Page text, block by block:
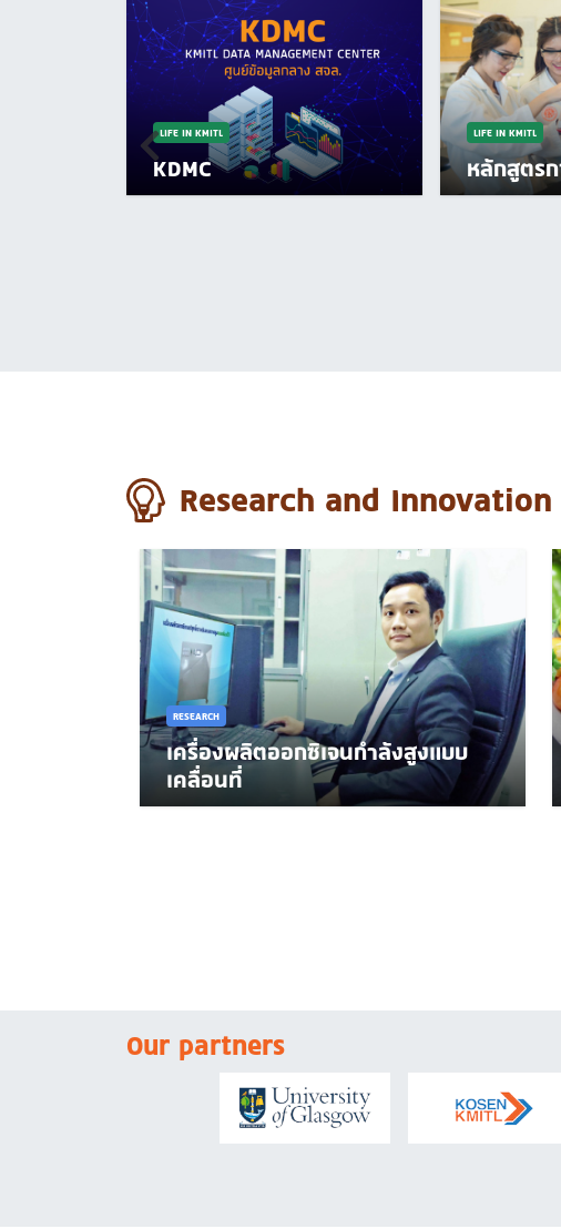
LIFE IN KMITL
KDMC
LIFE IN KMITL
หลักสูตร
Research and Innovation
RESEARCH
เครื่องผลิตออกซิเจนกำลังสูงแบบ
เคลื่อนที่
Our partners